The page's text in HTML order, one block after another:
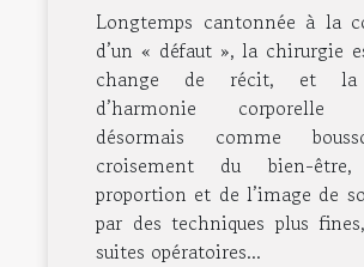
Longtemps cantonnée à la
d’un « défaut », la chirurgie
change de récit, et la
d’harmonie corporelle
désormais comme
croisement du bien-
proportion et de l’image de
par des techniques plus
suites opératoires...